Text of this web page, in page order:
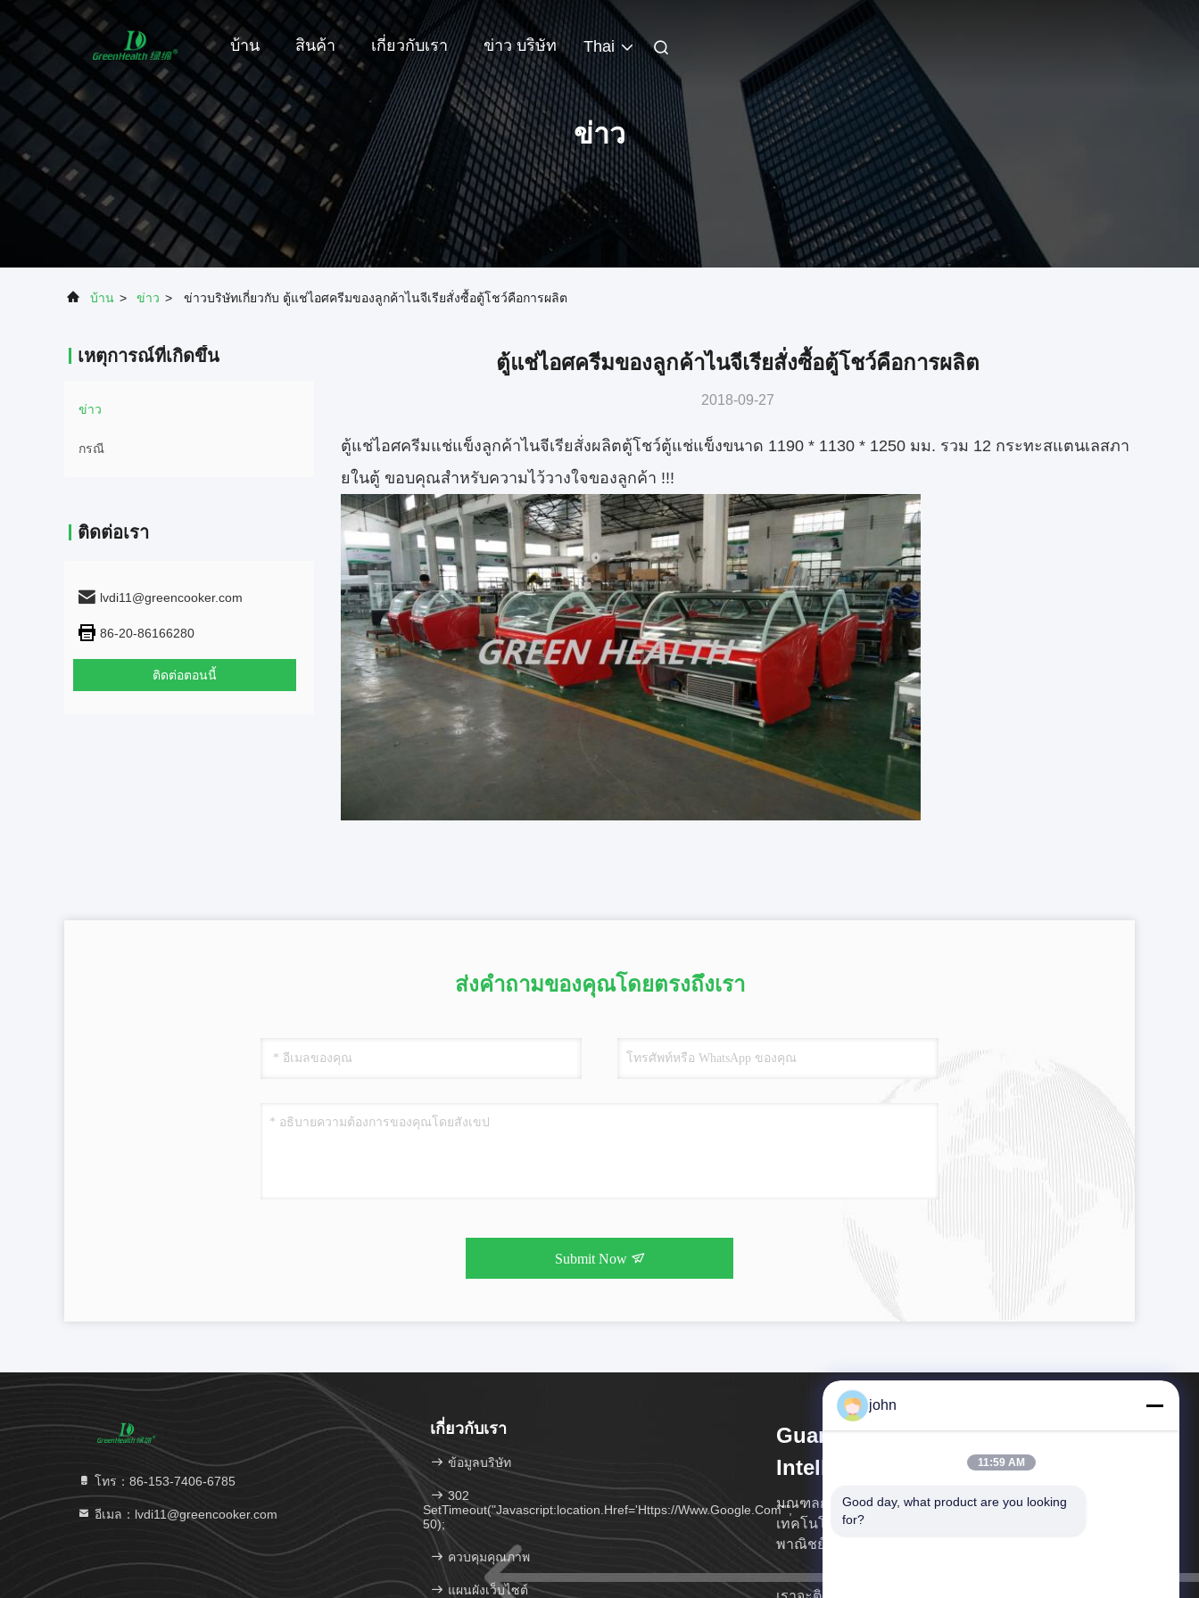
บ้าน สินค้า เกี่ยวกับเรา ข่าว บริษัท Thai
ข่าว
บ้าน > ข่าว > ข่าวบริษัทเกี่ยวกับ ตู้แช่ไอศครีมของลูกค้าไนจีเรียสั่งซื้อตู้โชว์คือการผลิต
เหตุการณ์ที่เกิดขึ้น
ข่าว
กรณี
ติดต่อเรา
lvdi11@greencooker.com
86-20-86166280
ติดต่อตอนนี้
ตู้แช่ไอศครีมของลูกค้าไนจีเรียสั่งซื้อตู้โชว์คือการผลิต
2018-09-27
ตู้แช่ไอศครีมแช่แข็งลูกค้าไนจีเรียสั่งผลิตตู้โชว์ตู้แช่แข็งขนาด 1190 * 1130 * 1250 มม. รวม 12 กระทะสแตนเลสภา
ยในตู้ ขอบคุณสำหรับความไว้วางใจของลูกค้า !!!
ส่งคำถามของคุณโดยตรงถึงเรา
Submit Now
โทร：86-153-7406-6785
อีเมล：lvdi11@greencooker.com
เกี่ยวกับเรา
ข้อมูลบริษัท
302
SetTimeout("javascript:location.href='https://www.google.com'",
50);
ควบคุมคุณภาพ
แผนผังเว็บไซต์
Guangdong Green&Health
Intelligence Cold Chain
Technology Co.,LTD
มณฑลกวางตุ้งสีเขียวและสุขภาพข่าวกรองเย็นโซ่
เทคโนโลยี Co. , Ltd เป็นผู้ผลิตอุปกรณ์ทำความเย็นเชิง
พาณิชย์
john
11:59 AM
Good day, what product are you looking
for?